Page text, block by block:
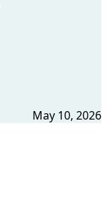
May 10, 2026